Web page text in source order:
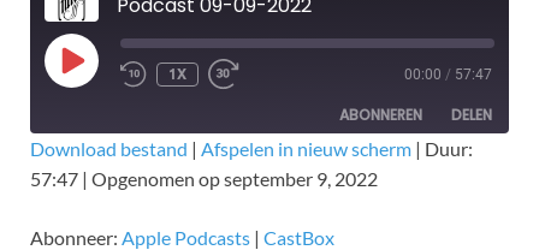
1X 00:00 / 57:47
ABONNEREN DELEN
Apple Podcasts CastBox
DELEN
LINK
Download bestand | Afspelen in nieuw scherm | Duur:
57:47 | Opgenomen op september 9, 2022
Abonneer: Apple Podcasts | CastBox